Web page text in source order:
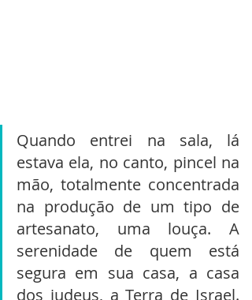
Quando entrei na sala, lá
estava ela, no canto, pincel na
mão, totalmente concentrada
na produção de um tipo de
artesanato, uma louça. A
serenidade de quem está
segura em sua casa, a casa
dos judeus, a Terra de Israel.